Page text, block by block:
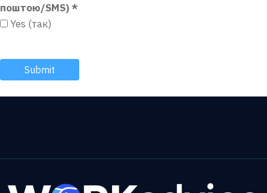
поштою/SMS)*
Yes (так)